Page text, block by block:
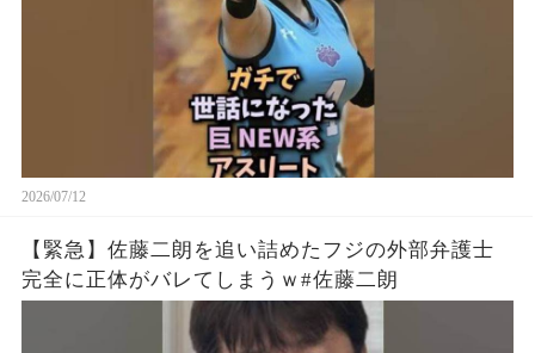
2026/07/12
【緊急】佐藤二朗を追い詰めたフジの外部弁護士
完全に正体がバレてしまうｗ#佐藤二朗